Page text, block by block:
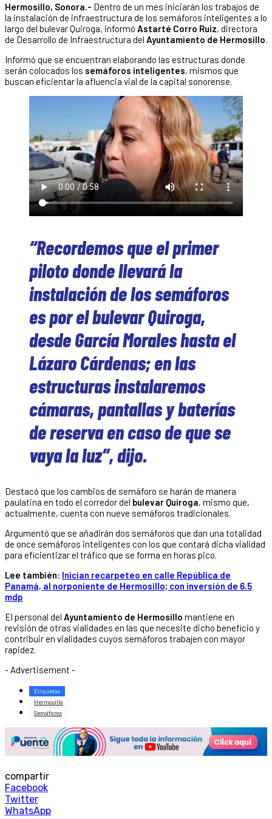
Hermosillo, Sonora.- Dentro de un mes iniciarán los trabajos de
la instalación de infraestructura de los semáforos inteligentes a lo
largo del bulevar Quiroga, informó Astarté Corro Ruiz, directora
de Desarrollo de Infraestructura del Ayuntamiento de Hermosillo.
Informó que se encuentran elaborando las estructuras donde
serán colocados los semáforos inteligentes, mismos que
buscan eficientar la afluencia vial de la capital sonorense.
“Recordemos que el primer
piloto donde llevará la
instalación de los semáforos
es por el bulevar Quiroga,
desde García Morales hasta el
Lázaro Cárdenas; en las
estructuras instalaremos
cámaras, pantallas y baterías
de reserva en caso de que se
vaya la luz”, dijo.
Destacó que los cambios de semáforo se harán de manera
paulatina en todo el corredor del bulevar Quiroga, mismo que,
actualmente, cuenta con nueve semáforos tradicionales.
Argumentó que se añadirán dos semáforos que dan una totalidad
de once semáforos inteligentes con los que contará dicha vialidad
para eficientizar el tráfico que se forma en horas pico.
Lee también: Inician recarpeteo en calle República de
Panamá, al norponiente de Hermosillo; con inversión de 6.5
mdp
El personal del Ayuntamiento de Hermosillo mantiene en
revisión de otras vialidades en las que necesite dicho beneficio y
contribuir en vialidades cuyos semáforos trabajen con mayor
rapidez.
- Advertisement -
Etiquetas
Hermosillo
Semáforos
compartir
Facebook
Twitter
WhatsApp